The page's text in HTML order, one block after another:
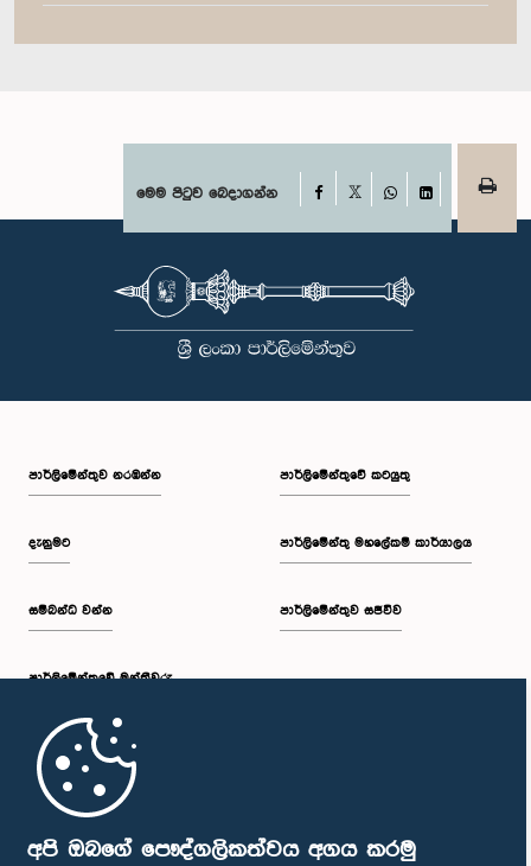
අපි ඔබගේ පෞද්ගලිකත්වය අගය කරමු
මෙම පිටුව බෙදාගන්න Facebook
WhatsAppLinkedIn
පාර්ලි‌මේන්තුව නරඹන්න
දැනුමට
සම්බන්ධ වන්න
පාර්ලි‌මේන්තුවේ මන්ත්‍රීවරු
මුල් පිටුව
පාර්ලිමේන්තුවේ කටයුතු
පාර්ලිමේන්තු මහලේකම් කාර්යාලය
පාර්ලිමේන්තුව සජීවීව
පාර්ලිමේන්තු ජංගම යෙදුම